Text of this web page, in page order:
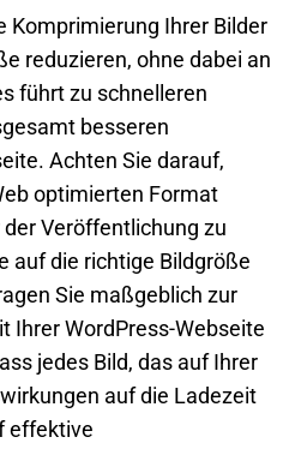
Komprimierung Ihrer Bilder
reduzieren, ohne dabei an
führt zu schnelleren
besseren
Achten Sie darauf,
optimierten Format
Veröffentlichung zu
auf die richtige Bildgröße
Sie maßgeblich zur
Ihrer WordPress-Webseite
jedes Bild, das auf Ihrer
auf die Ladezeit
effektive